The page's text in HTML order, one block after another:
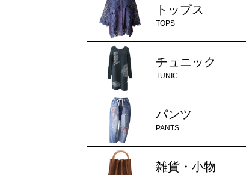
トップス
TOPS
チュニック
TUNIC
パンツ
PANTS
雑貨・小物